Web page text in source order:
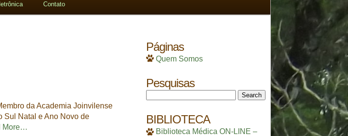
Contato
da Academia Joinvilense
Sul Natal e Ano Novo de
More…
Páginas
Quem Somos
Pesquisas
for:
BIBLIOTECA
Biblioteca Médica ON-LINE –